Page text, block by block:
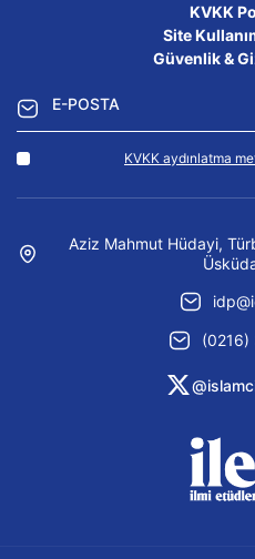
KVKK
Site
Güvenlik &
KVKK aydınlatma
Aziz Mahmut Hüdayi,
(0216)